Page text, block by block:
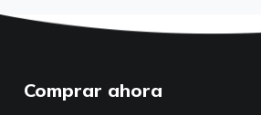
Comprar ahora